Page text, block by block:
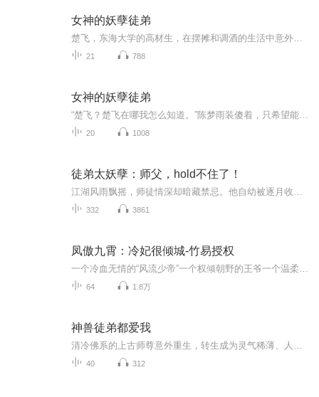
女神的妖孽徒弟
21 788
女神的妖孽徒弟
20 1008
徒弟太妖孽：师父，hold不住了！
332 3861
凤傲九霄：冷妃很倾城-竹易授权
64 1.8万
神兽徒弟都爱我
40 312